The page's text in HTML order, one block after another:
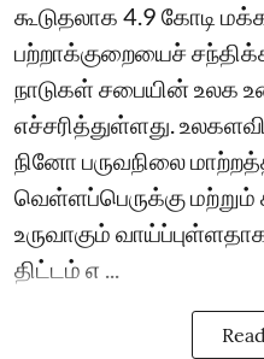
கூடுதலாக 4.9 கோடி
பற்றாக்குறையைச்
நாடுகள் சபையின் உலக
எச்சரித்துள்ளது.
நினோ பருவநிலை
வெள்ளப்பெருக்கு
உருவாகும்
திட்டம் எ ...